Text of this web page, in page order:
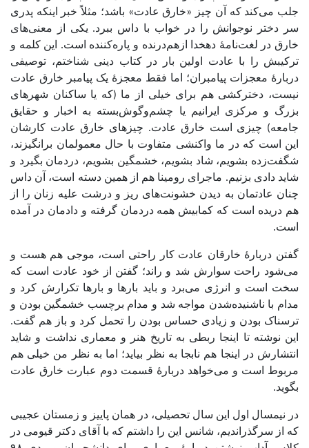
جلب می‌کند که آن چیز «خارق عادت» باشد؛ مثلاً خبر اینکه پدری
سر دختر نوجوانش را در خواب با داس ببرد. یکی از معنی‌های
خارق در لغت‌نامۀ دهخدا ازهم‌درنده و پاره‌کننده است. این کلمه و
ترکیبش را با عادت اولین بار در کتاب دینی شناختم، توصیفی
دربارۀ معجزات پیامبران؛ اما فقط معجزۀ یک پیامبر خارق عادت
نیست، دخترکشی هم برای خیلی از ما (که یا ساکنان شهرهای
بزرگ و مرکزی ایرانیم یا چشم‌وگوش‌بسته به اخبار و حقایق
جامعه) چیزی است خارق عادت. چیزهای خارق عادت کارشان
این است که در ما واکنشی متفاوت با حال معمولمان برانگیزند،
شگفت‌زده بشویم، شاد بشویم، خشمگین بشویم، دردمان بگیرد و
شاید دادی بزنیم. ماجرای رومینا هم از همین دسته است، آن داس
چنان عادتمان به دیدن خشونت‌های ریز و درشت علیه زنان را از
هم دریده است که کمابیش همه دردمان گرفته و دادمان در آمده
است.
گفتن دربارۀ خارقان عادت کار راحتی است، موجی هم هست و
می‌شود راحت سوارش شد و راند؛ گفتن از خود عادت است که
سخت است و انرژی می‌برد و باید بارها و بارها تکرارش کرد و
مدام با ناشنیده‌شدن مواجه شد و مدام برچسب خشمگین بودن و
ترسناک بودن و زیادی حساس بودن را تحمل کرد و باز هم گفت.
این نوشته تا اینجا ربطی به تاریخ هنر و معماری نداشت و شاید
انتشارش در اینجا هم نابجا به نظر بیاید؛ اما به نظر من خیلی هم
مربوط است و می‌خواهد دربارۀ قسمت دوم عبارت خارق عادت
بگوید.
در نیمسال اول این سال تحصیلی، در همان پاییز و زمستان عجیبی
که از سرگذراندیم، شانس این را داشتم که با آقای دکتر قیومی در